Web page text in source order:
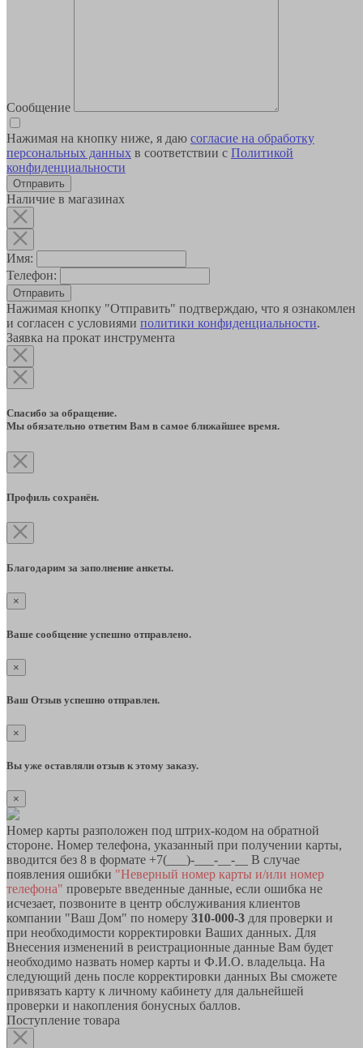
Сообщение
Нажимая на кнопку ниже, я даю согласие на обработку
персональных данных в соответствии с Политикой
конфиденциальности
Наличие в магазинах
Имя:
Телефон:
Отправить
Нажимая кнопку "Отправить" подтверждаю, что я ознакомлен
и согласен с условиями политики конфиденциальности.
Заявка на прокат инструмента
Спасибо за обращение.
Мы обязательно ответим Вам в самое ближайшее время.
Профиль сохранён.
Благодарим за заполнение анкеты.
×
Ваше сообщение успешно отправлено.
×
Ваш Отзыв успешно отправлен.
×
Вы уже оставляли отзыв к этому заказу.
×
Номер карты разположен под штрих-кодом на обратной
стороне. Номер телефона, указанный при получении карты,
вводится без 8 в формате +7(___)-___-__-__ В случае
появления ошибки "Неверный номер карты и/или номер
телефона" проверьте введенные данные, если ошибка не
исчезает, позвоните в центр обслуживания клиентов
компании "Ваш Дом" по номеру 310-000-3 для проверки и
при необходимости корректировки Ваших данных. Для
Внесения изменений в реистрационные данные Вам будет
необходимо назвать номер карты и Ф.И.О. владельца. На
следующий день после корректировки данных Вы сможете
привязать карту к личному кабинету для дальнейшей
проверки и накопления бонусных баллов.
Поступление товара